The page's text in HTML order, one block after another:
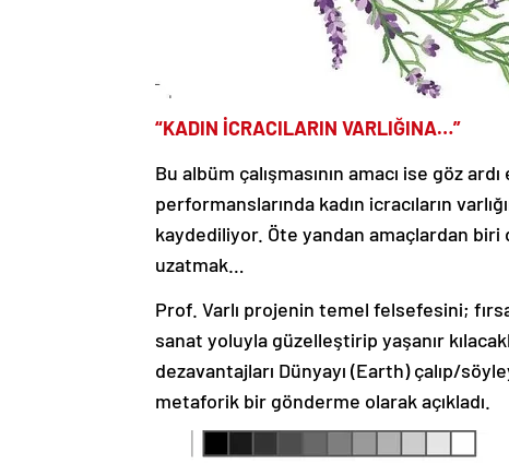
“KADIN İCRACILARIN VARLIĞINA…”
Bu albüm çalışmasının amacı ise göz
performanslarında kadın icracıların
kaydediliyor. Öte yandan amaçlardan
uzatmak…
Prof. Varlı projenin temel felsefesini;
sanat yoluyla güzelleştirip yaşanır
dezavantajları Dünyayı (Earth) çalıp/
metaforik bir gönderme olarak açıkladı.